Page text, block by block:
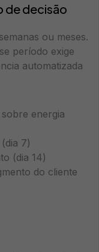
de decisão
ou meses.
período exige
automatizada
energia
7)
(dia 14)
do cliente